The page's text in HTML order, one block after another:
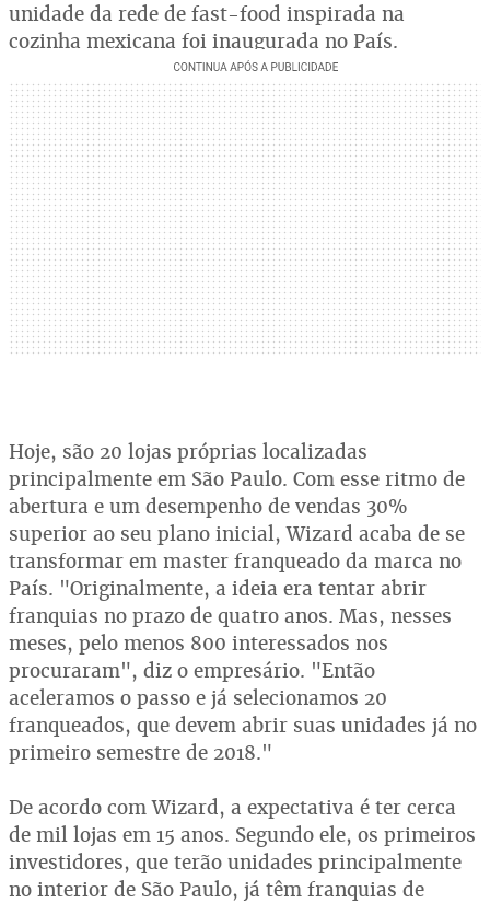
unidade da rede de fast-food inspirada na
cozinha mexicana foi inaugurada no País.
Hoje, são 20 lojas próprias localizadas
principalmente em São Paulo. Com esse ritmo de
abertura e um desempenho de vendas 30%
superior ao seu plano inicial, Wizard acaba de se
transformar em master franqueado da marca no
País. "Originalmente, a ideia era tentar abrir
franquias no prazo de quatro anos. Mas, nesses
meses, pelo menos 800 interessados nos
procuraram", diz o empresário. "Então
aceleramos o passo e já selecionamos 20
franqueados, que devem abrir suas unidades já no
primeiro semestre de 2018."
De acordo com Wizard, a expectativa é ter cerca
de mil lojas em 15 anos. Segundo ele, os primeiros
investidores, que terão unidades principalmente
no interior de São Paulo, já têm franquias de